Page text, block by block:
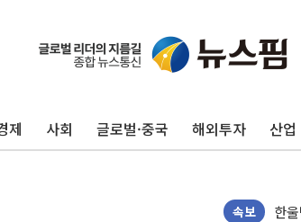
제 사회 글로벌·중국 해외투자 산업
속보
다
[개
CJ